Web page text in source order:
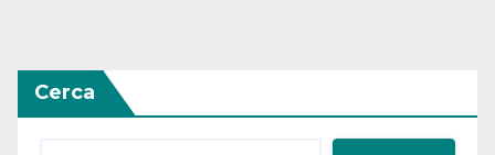
Cerca